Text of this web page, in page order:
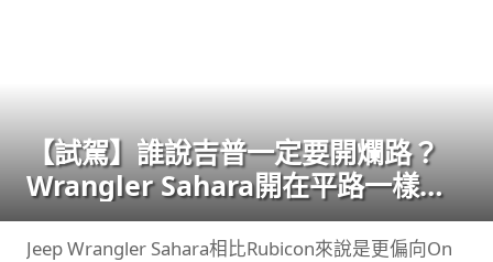
【試駕】誰說吉普一定要開爛路？
Wrangler Sahara開在平路一樣
順！
Jeep Wrangler Sahara相比Rubicon來說是更偏向On